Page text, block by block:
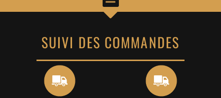
SUIVI DES COMMANDES